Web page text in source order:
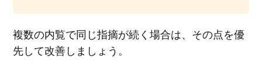
複数の内覧で同じ指摘が続く場合は、その点を優
先して改善しましょう。